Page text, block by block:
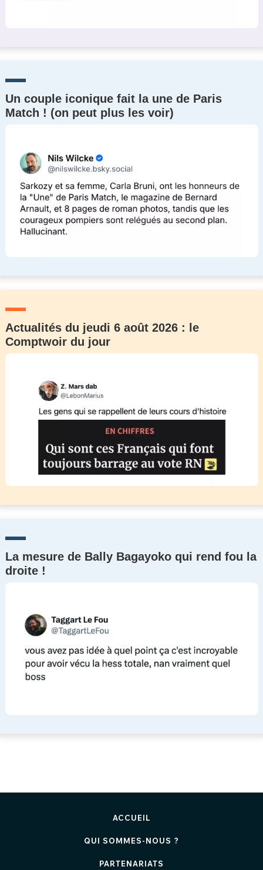
Un couple iconique fait la une de Paris
Match ! (on peut plus les voir)
Actualités du jeudi 6 août 2026 : le
Comptwoir du jour
La mesure de Bally Bagayoko qui rend fou la
droite !
ACCUEIL
QUI SOMMES-NOUS ?
PARTENARIATS